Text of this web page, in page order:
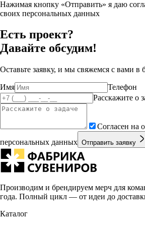
Нажимая кнопку «Отправить» я даю
своих персональных данных
Есть проект?
Давайте обсудим!
Оставьте заявку, и мы свяжемся с вами в
Имя
Телефон
Расскажите о
Согласен на
персональных данных Отправить заявку
Производим и брендируем мерч для
года. Полный цикл — от идеи до
Каталог